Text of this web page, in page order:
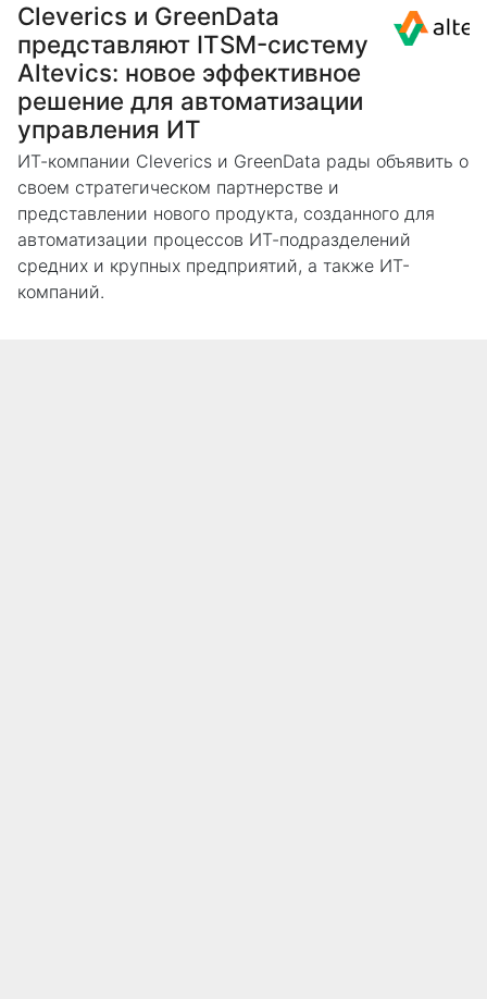
Cleverics и GreenData
представляют ITSM-систему
Altevics: новое эффективное
решение для автоматизации
управления ИТ
ИТ-компании Cleverics и GreenData рады объявить о
своем стратегическом партнерстве и
представлении нового продукта, созданного для
автоматизации процессов ИТ-подразделений
средних и крупных предприятий, а также ИТ-
компаний.